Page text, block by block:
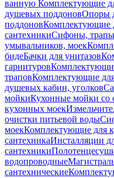
ванную Комплектующие
душевых поддоновОпоры
поддоновКомплектующие
сантехникиСифоны, трапы
умывальников, моек
бидеБачки для унитазов
гарнитуров
траповКомплектующие
душевых кабин, уголков
мойкиКухонные мойки со
кухонных моек
очистки питьевой воды
моекКомплектующие для
сантехникаИнсталляции
сантехники
водопроводные
сантехнические